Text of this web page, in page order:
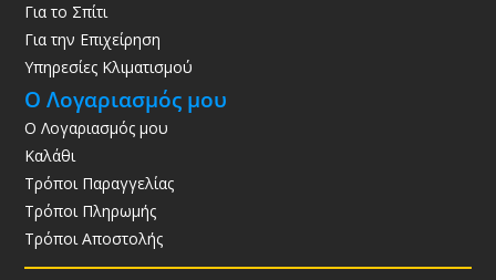
Για το Σπίτι
Για την Επιχείρηση
Υπηρεσίες Κλιματισμού
Ο Λογαριασμός μου
Ο Λογαριασμός μου
Καλάθι
Τρόποι Παραγγελίας
Τρόποι Πληρωμής
Τρόποι Αποστολής